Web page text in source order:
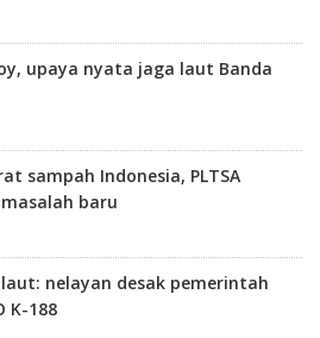
upaya nyata jaga laut Banda
sampah Indonesia, PLTSA
baru
nelayan desak pemerintah
K-188